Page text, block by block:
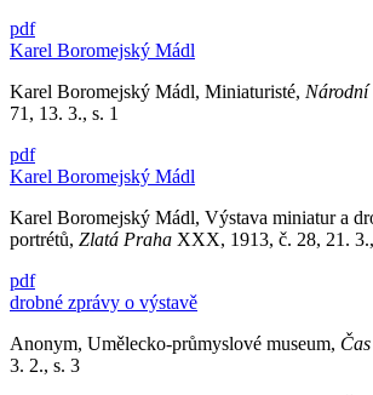
pdf
Karel Boromejský Mádl
Karel Boromejský Mádl, Miniaturisté, Národní
71, 13. 3., s. 1
pdf
Karel Boromejský Mádl
Karel Boromejský Mádl, Výstava miniatur a
portrétů, Zlatá Praha XXX, 1913, č. 28, 21.
pdf
drobné zprávy o výstavě
Anonym, Umělecko-průmyslové museum, Čas
3. 2., s. 3